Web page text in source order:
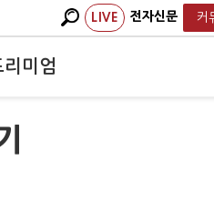
LIVE 전자신문 커
리미엄